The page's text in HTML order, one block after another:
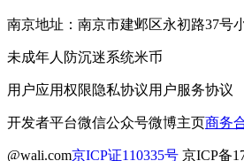
南京地址：南京市建邺区永初路37号
未成年人防沉迷系统米币
用户应用权限隐私协议用户服务协议
开发者平台微信公众号微博主页商务
@wali.com京ICP证110335号 京ICP备